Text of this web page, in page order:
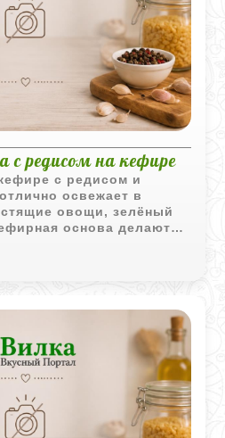
с редисом на кефире
с редисом и
освежает в
овощи, зелёный
основа делают
и очень летним.